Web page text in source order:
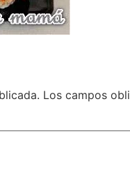
Los campos